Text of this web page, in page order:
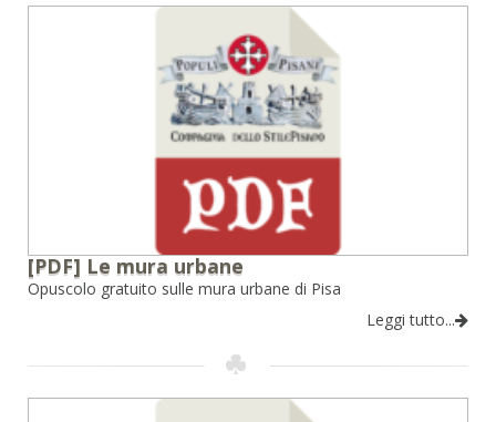
[PDF] Le mura urbane
Opuscolo gratuito sulle mura urbane di Pisa
Leggi tutto...